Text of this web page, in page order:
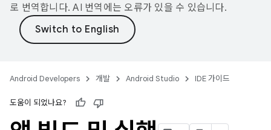
로 번역합니다. AI 번역에는 오류가 있을 수 있습니다.
Android Developers 개발 Android Studio IDE 가이드
도움이 되었나요?